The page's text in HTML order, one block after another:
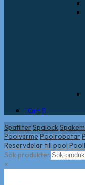
Cart
SpafilterSpalock
PoolvärmePoolrobotar
Reservdelar till pool
Sök produkter
×